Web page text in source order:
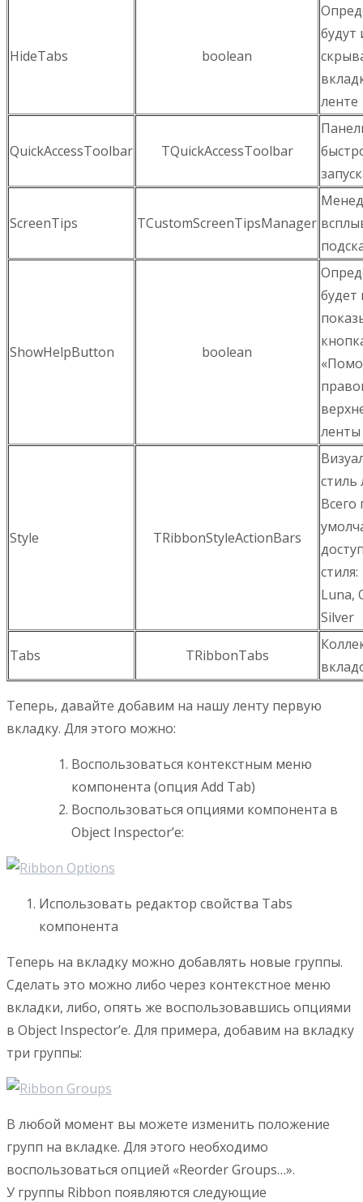
HideTabs boolean
будут
ленте
QuickAccessToolbar TQuickAccessToolbar
ScreenTips TCustomScreenTipsManager
ShowHelpButton boolean
будет
ленты
Style TRibbonStyleActionBars
стиль
Всего
стиля:
Luna,
Silver
Tabs TRibbonTabs
Теперь, давайте добавим на нашу ленту первую
вкладку. Для этого можно:
Воспользоваться контекстным меню
компонента (опция Add Tab)
Воспользоваться опциями компонента в
Object Inspector’e:
Использовать редактор свойства Tabs
компонента
Теперь на вкладку можно добавлять новые группы.
Сделать это можно либо через контекстное меню
вкладки, либо, опять же воспользовавшись опциями
в Object Inspector’е. Для примера, добавим на вкладку
три группы:
В любой момент вы можете изменить положение
групп на вкладке. Для этого необходимо
воспользоваться опцией «Reorder Groups…».
У группы Ribbon появляются следующие